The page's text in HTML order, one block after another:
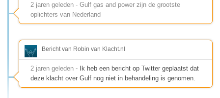
2 jaren geleden - Gulf gas and power zijn de grootste
oplichters van Nederland
Bericht van Robin van Klacht.nl
2 jaren geleden - Ik heb een bericht op Twitter geplaatst dat
deze klacht over Gulf nog niet in behandeling is genomen.